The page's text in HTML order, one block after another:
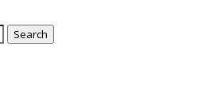
Search